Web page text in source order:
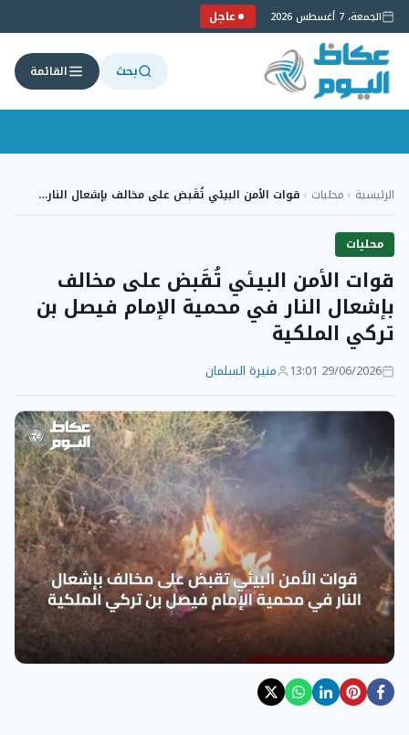
الجمعة، 7 أغسطس 2026 عاجل
بحث القائمة
إلىالرئيسية › محليات › قوات الأمن البيئي تُقَبض على مخالف بإشعال النار…
محليات
قوات الأمن البيئي تُقَبض على مخالف
بإشعال النار في محمية الإمام فيصل بن
تركي الملكية
29/06/2026 13:01 منيرة السلمان